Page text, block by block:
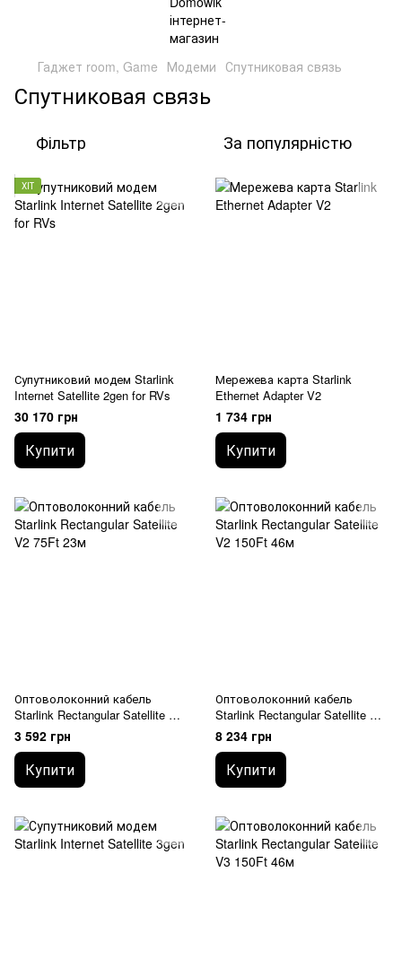
Гаджет room, Game Модеми Спутниковая связь
Спутниковая связь
Фільтр За популярністю
ХІТ
Супутниковий модем Starlink
Internet Satellite 2gen for RVs
30 170 грн
Купити
Мережева карта Starlink
Ethernet Adapter V2
1 734 грн
Купити
Оптоволоконний кабель
Starlink Rectangular Satellite V2
75Ft 23м
3 592 грн
Купити
Оптоволоконний кабель
Starlink Rectangular Satellite V2
150Ft 46м
8 234 грн
Купити